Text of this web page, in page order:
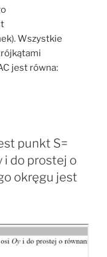
Wszystkie
jest równa:
punkt S=
i do prostej o
okręgu jest